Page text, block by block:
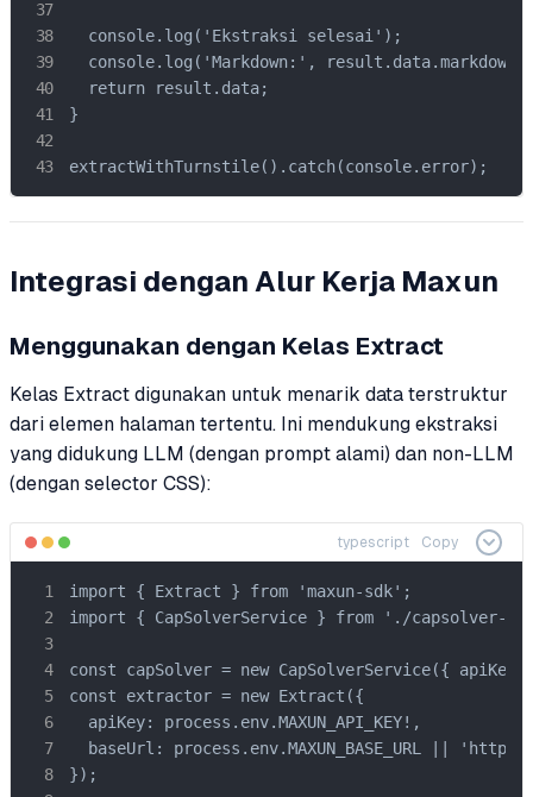
  console.log('Ekstraksi selesai');
console.log('Markdown:',
  return result.data;
}
extractWithTurnstile().catch(console.error);
Integrasi dengan Alur Kerja Maxun
Menggunakan dengan Kelas Extract
Kelas Extract digunakan untuk menarik data terstruktur
dari elemen halaman tertentu. Ini mendukung ekstraksi
yang didukung LLM (dengan prompt alami) dan non-LLM
(dengan selector CSS):
typescript Copy
import { Extract } from 'maxun-sdk';
import { CapSolverService } from './capsolver-
const capSolver = new CapSolverService({ apiKey:
const extractor = new Extract({
  apiKey: process.env.MAXUN_API_KEY!,
baseUrl: process.env.MAXUN_BASE_URL ||
});